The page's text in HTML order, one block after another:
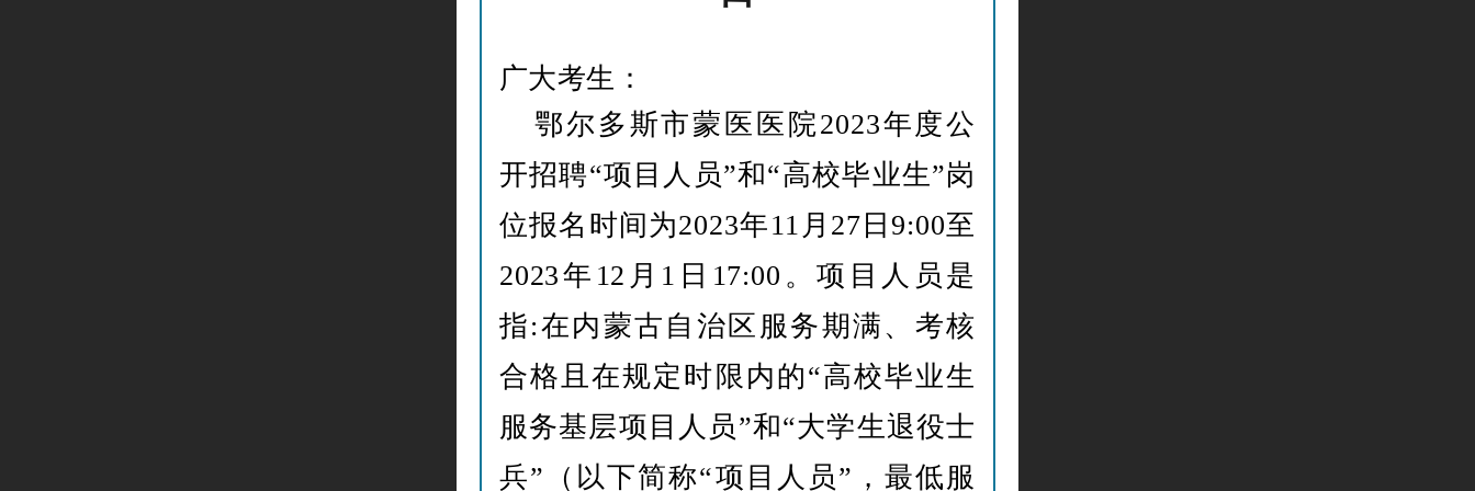
广大考生：
鄂尔多斯市蒙医医院2023年度公
开招聘“项目人员”和“高校毕业生”岗
位报名时间为2023年11月27日9:00至
2023年12月1日17:00。项目人员是
指:在内蒙古自治区服务期满、考核
合格且在规定时限内的“高校毕业生
服务基层项目人员”和“大学生退役士
兵”（以下简称“项目人员”，最低服